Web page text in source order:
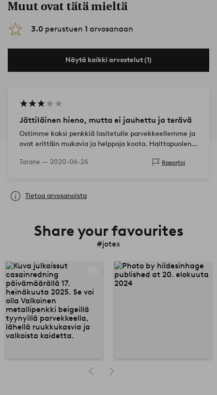
Muut ovat tätä mieltä
3.0 perustuen 1 arvosanaan
Näytä kaikki arvostelut (1)
Jättiläinen hieno, mutta ei jauhettu ja terävä
Ostimme kaksi penkkiä lasitetulle parvekkeellemme ja
ovat erittäin mukavia ja helppoja koota. Haittapuolena
Tarane — 2020-06-26 Raportoi
Tietoa arvosanoista
Share your favourites
#jotex